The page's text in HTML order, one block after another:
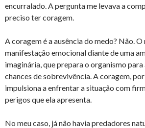
encurralado. A pergunta me levava a
preciso ter coragem.
A coragem é a ausência do medo? Não. O
manifestação emocional diante de uma
imaginária, que prepara o organismo para
chances de sobrevivência. A coragem, por
impulsiona a enfrentar a situação com
perigos que ela apresenta.
No meu caso, já não havia predadores